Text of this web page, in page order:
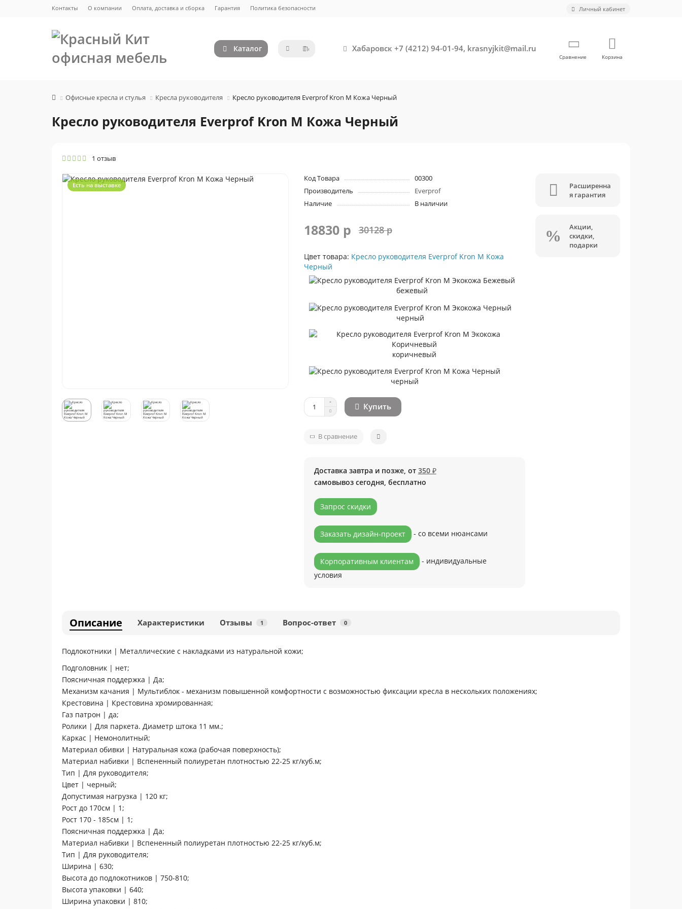
Контакты О компании Оплата, доставка и сборка Гарантия Политика безопасности Личный кабинет
Каталог Хабаровск +7 (4212) 94-01-94, krasnyjkit@mail.ru
Сравнение Корзина
Офисные кресла и стулья Кресла руководителя Кресло руководителя Everprof Kron M Кожа Черный
Кресло руководителя Everprof Kron M Кожа Черный
1 отзыв
Есть на выставке
Код Товара
00300
Производитель
Everprof
Наличие
В наличии
18830 р 30128 р
Цвет товара: Кресло руководителя Everprof Kron M Кожа
Черный
бежевый
черный
коричневый
черный
Купить
В сравнение
Доставка завтра и позже, от 350 ₽
самовывоз сегодня, бесплатно
Запрос скидки
Заказать дизайн-проект - со всеми нюансами
Корпоративным клиентам
- индивидуальные
условия
Расширенна
я гарантия
Акции,
скидки,
подарки
Описание Характеристики Отзывы 1 Вопрос-ответ 0
Подлокотники | Металлические с накладками из натуральной кожи;
Подголовник | нет;
Поясничная поддержка | Да;
Механизм качания | Мультиблок - механизм повышенной комфортности с возможностью фиксации кресла в нескольких положениях;
Крестовина | Крестовина хромированная;
Газ патрон | да;
Ролики | Для паркета. Диаметр штока 11 мм.;
Каркас | Немонолитный;
Материал обивки | Натуральная кожа (рабочая поверхность);
Материал набивки | Вспененный полиуретан плотностью 22-25 кг/куб.м;
Тип | Для руководителя;
Цвет | черный;
Допустимая нагрузка | 120 кг;
Рост до 170см | 1;
Рост 170 - 185см | 1;
Поясничная поддержка | Да;
Материал набивки | Вспененный полиуретан плотностью 22-25 кг/куб.м;
Тип | Для руководителя;
Ширина | 630;
Высота до подлокотников | 750-810;
Высота упаковки | 640;
Ширина упаковки | 810;